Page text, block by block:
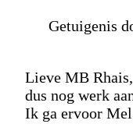
Getuigenis
Lieve MB
dus nog werk
Ik ga ervoor